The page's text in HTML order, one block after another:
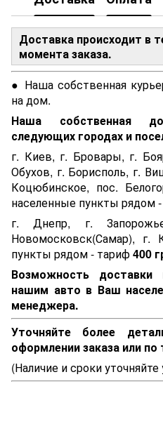
Доставка происходит в
момента заказа.
● Наша собственная
на дом.
Наша собственная
следующих городах и
г. Киев, г. Бровары, г.
Обухов, г. Борисполь, г.
Коцюбинское, пос.
населенные пункты рядом
г. Днепр, г.
Новомосковск(Самар), г.
пункты рядом - тариф400
Возможность
нашим авто в Ваш
менеджера.
Уточняйте более
оформлении заказа или по
(Наличие и сроки